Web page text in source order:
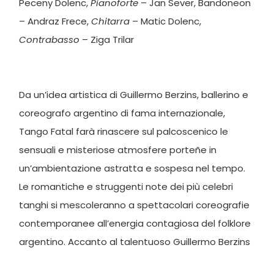
Peceny Dolenc,Pianoforte – Jan Sever, Bandoneon
– Andraz Frece,Chitarra – Matic Dolenc,
Contrabasso – Ziga Trilar
Da un’idea artistica di Guillermo Berzins, ballerino e
coreografo argentino di fama internazionale,
Tango Fatal farà rinascere sul palcoscenico le
sensuali e misteriose atmosfere porteñe in
un’ambientazione astratta e sospesa nel tempo.
Le romantiche e struggenti note dei più celebri
tanghi si mescoleranno a spettacolari coreografie
contemporanee all’energia contagiosa del folklore
argentino. Accanto al talentuoso Guillermo Berzins